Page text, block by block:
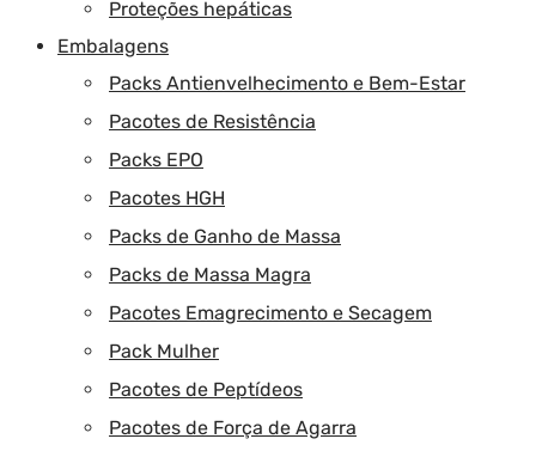
Proteções hepáticas
Embalagens
Packs Antienvelhecimento e Bem-Estar
Pacotes de Resistência
Packs EPO
Pacotes HGH
Packs de Ganho de Massa
Packs de Massa Magra
Pacotes Emagrecimento e Secagem
Pack Mulher
Pacotes de Peptídeos
Pacotes de Força de Agarra